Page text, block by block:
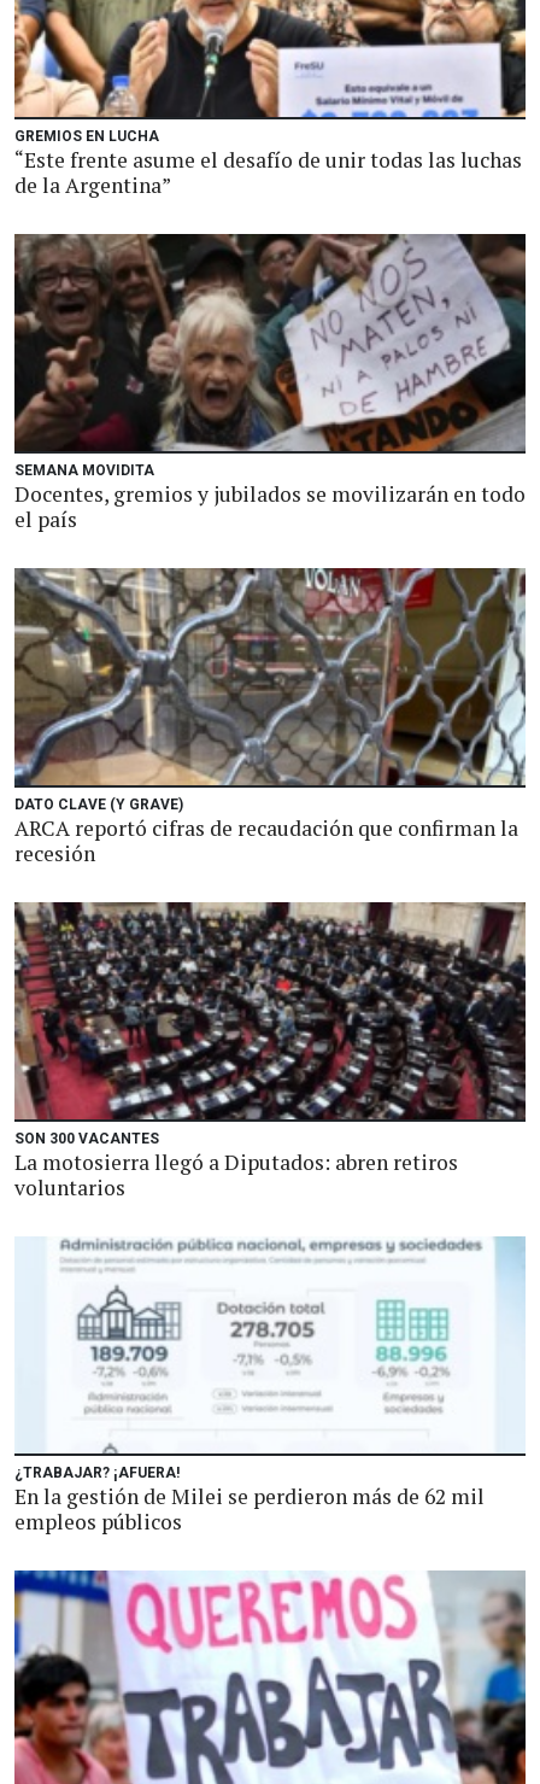
GREMIOS EN LUCHA
“Este frente asume el desafío de unir todas las luchas
de la Argentina”
SEMANA MOVIDITA
Docentes, gremios y jubilados se movilizarán en todo
el país
DATO CLAVE (Y GRAVE)
ARCA reportó cifras de recaudación que confirman la
recesión
SON 300 VACANTES
La motosierra llegó a Diputados: abren retiros
voluntarios
¿TRABAJAR? ¡AFUERA!
En la gestión de Milei se perdieron más de 62 mil
empleos públicos